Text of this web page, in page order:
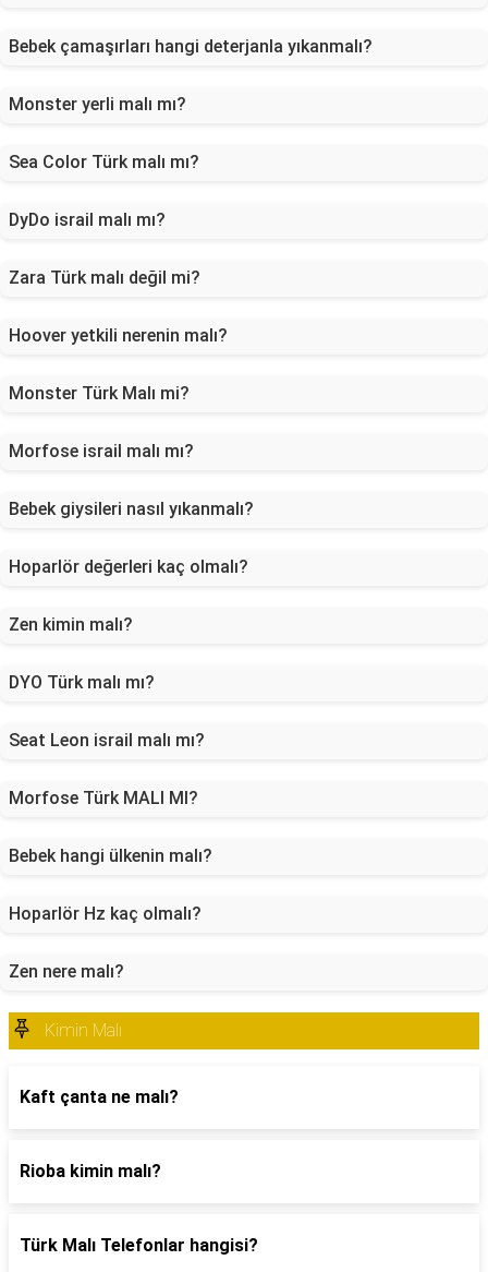
Bebek çamaşırları hangi deterjanla yıkanmalı?
Monster yerli malı mı?
Sea Color Türk malı mı?
DyDo israil malı mı?
Zara Türk malı değil mi?
Hoover yetkili nerenin malı?
Monster Türk Malı mi?
Morfose israil malı mı?
Bebek giysileri nasıl yıkanmalı?
Hoparlör değerleri kaç olmalı?
Zen kimin malı?
DYO Türk malı mı?
Seat Leon israil malı mı?
Morfose Türk MALI MI?
Bebek hangi ülkenin malı?
Hoparlör Hz kaç olmalı?
Zen nere malı?
Kimin Malı
Kaft çanta ne malı?
Rioba kimin malı?
Türk Malı Telefonlar hangisi?